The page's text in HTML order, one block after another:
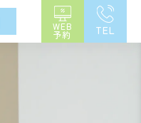
WEB
予約 TEL